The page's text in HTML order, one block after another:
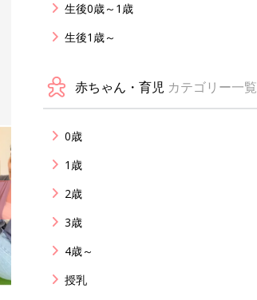
生後0歳～1歳
生後1歳～
赤ちゃん・育児 カテゴリー一覧
0歳
1歳
2歳
3歳
4歳～
授乳